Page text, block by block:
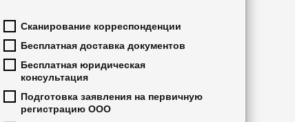
Сканирование корреспонденции
Бесплатная доставка документов
Бесплатная юридическая
консультация
Подготовка заявления на первичную
регистрацию ООО